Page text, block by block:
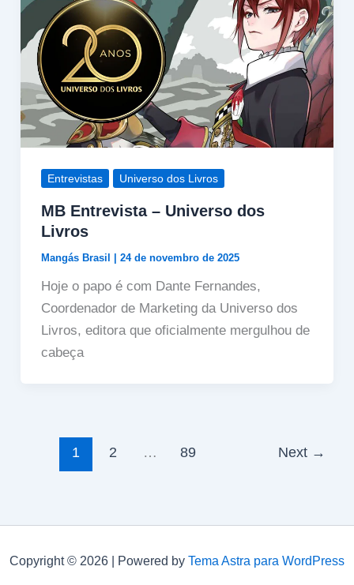
Entrevistas Universo dos Livros
MB Entrevista – Universo dos
Livros
Mangás Brasil 24 de novembro de 2025
Hoje o papo é com Dante Fernandes,
Coordenador de Marketing da Universo dos
Livros, editora que oficialmente mergulhou de
cabeça
1 2 … 89 Next →
Copyright © 2026 | Powered by Tema Astra para WordPress